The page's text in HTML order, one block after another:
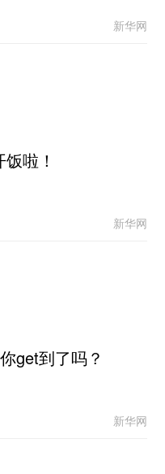
新华网
啦！
新华网
get到了吗？
新华网